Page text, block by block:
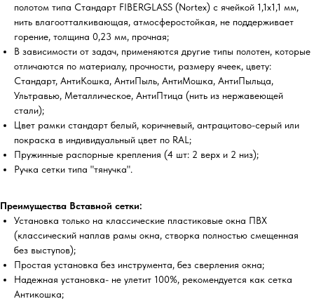
полотом типа Стандарт FIBERGLASS (Nortex) с ячейкой 1,1х1,1 мм,
нить влагоотталкивающая, атмосферостойкая, не поддерживает
горение, толщина 0,23 мм, прочная;
В зависимости от задач, применяются другие типы полотен, которые
отличаются по материалу, прочности, размеру ячеек, цвету:
Стандарт, АнтиКошка, АнтиПыль, АнтиМошка, АнтиПыльца,
Ультравью, Металлическое, АнтиПтица (нить из нержавеющей
стали);
Цвет рамки стандарт белый, коричневый, антрацитово-серый или
покраска в индивидуальный цвет по RAL;
Пружинные распорные крепления (4 шт: 2 верх и 2 низ);
Ручка сетки типа "тянучка".
Преимущества Вставной сетки:
Установка только на классические пластиковые окна ПВХ
(классический наплав рамы окна, створка полностью смещенная
без выступов);
Простая установка без инструмента, без сверления окна;
Надежная установка- не улетит 100%, рекомендуется как сетка
Антикошка;